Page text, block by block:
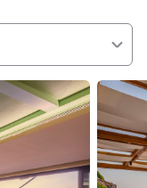
세부 정